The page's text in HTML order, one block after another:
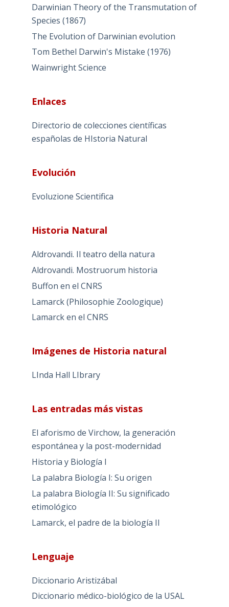
Darwinian Theory of the Transmutation of
Species (1867)
The Evolution of Darwinian evolution
Tom Bethel Darwin's Mistake (1976)
Wainwright Science
Enlaces
Directorio de colecciones científicas
españolas de HIstoria Natural
Evolución
Evoluzione Scientifica
Historia Natural
Aldrovandi. Il teatro della natura
Aldrovandi. Mostruorum historia
Buffon en el CNRS
Lamarck (Philosophie Zoologique)
Lamarck en el CNRS
Imágenes de Historia natural
LInda Hall LIbrary
Las entradas más vistas
El aforismo de Virchow, la generación
espontánea y la post-modernidad
Historia y Biología I
La palabra Biología I: Su origen
La palabra Biología II: Su significado
etimológico
Lamarck, el padre de la biología II
Lenguaje
Diccionario Aristizábal
Diccionario médico-biológico de la USAL